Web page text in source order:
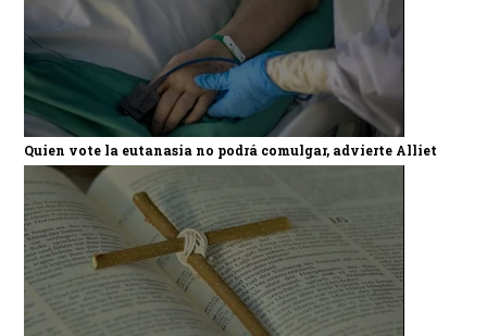
Quien vote la eutanasia no podrá comulgar, advierte Alliet